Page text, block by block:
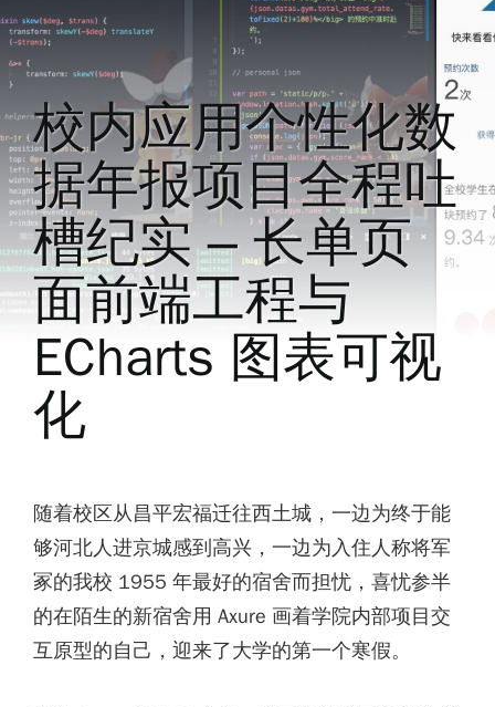
校内应用个性化数
据年报项目全程吐
槽纪实 – 长单页
面前端工程与
ECharts 图表可视
化
随着校区从昌平宏福迁往西土城，一边为终于能
够河北人进京城感到高兴，一边为入住人称将军
冢的我校 1955 年最好的宿舍而担忧，喜忧参半
的在陌生的新宿舍用 Axure 画着学院内部项目交
互原型的自己，迎来了大学的第一个寒假。